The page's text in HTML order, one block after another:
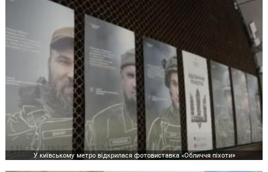
У київському метро відкрилася фотовиставка «Обличчя піхоти»